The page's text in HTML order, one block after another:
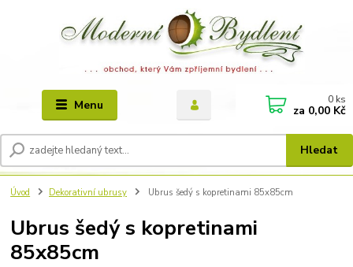
Menu
Hledat
0 ks
za 0,00 Kč
Úvod Dekorativní ubrusy Ubrus šedý s kopretinami 85x85cm
Ubrus šedý s kopretinami
85x85cm